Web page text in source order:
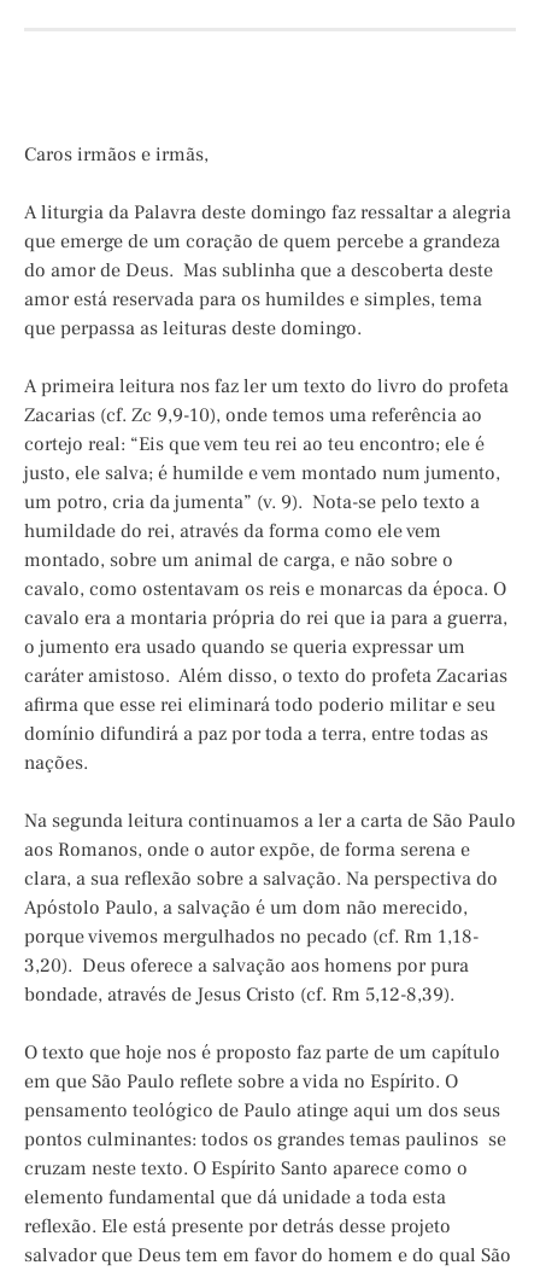
Caros irmãos e irmãs,
A liturgia da Palavra deste domingo faz ressaltar a alegria
que emerge de um coração de quem percebe a grandeza
do amor de Deus. Mas sublinha que a descoberta deste
amor está reservada para os humildes e simples, tema
que perpassa as leituras deste domingo.
A primeira leitura nos faz ler um texto do livro do profeta
Zacarias (cf. Zc 9,9-10), onde temos uma referência ao
cortejo real: “Eis que vem teu rei ao teu encontro; ele é
justo, ele salva; é humilde e vem montado num jumento,
um potro, cria da jumenta” (v. 9). Nota-se pelo texto a
humildade do rei, através da forma como ele vem
montado, sobre um animal de carga, e não sobre o
cavalo, como ostentavam os reis e monarcas da época. O
cavalo era a montaria própria do rei que ia para a guerra,
o jumento era usado quando se queria expressar um
caráter amistoso. Além disso, o texto do profeta Zacarias
afirma que esse rei eliminará todo poderio militar e seu
domínio difundirá a paz por toda a terra, entre todas as
nações.
Na segunda leitura continuamos a ler a carta de São Paulo
aos Romanos, onde o autor expõe, de forma serena e
clara, a sua reflexão sobre a salvação. Na perspectiva do
Apóstolo Paulo, a salvação é um dom não merecido,
porque vivemos mergulhados no pecado (cf. Rm 1,18-
3,20). Deus oferece a salvação aos homens por pura
bondade, através de Jesus Cristo (cf. Rm 5,12-8,39).
O texto que hoje nos é proposto faz parte de um capítulo
em que São Paulo reflete sobre a vida no Espírito. O
pensamento teológico de Paulo atinge aqui um dos seus
pontos culminantes: todos os grandes temas paulinos se
cruzam neste texto. O Espírito Santo aparece como o
elemento fundamental que dá unidade a toda esta
reflexão. Ele está presente por detrás desse projeto
salvador que Deus tem em favor do homem e do qual São